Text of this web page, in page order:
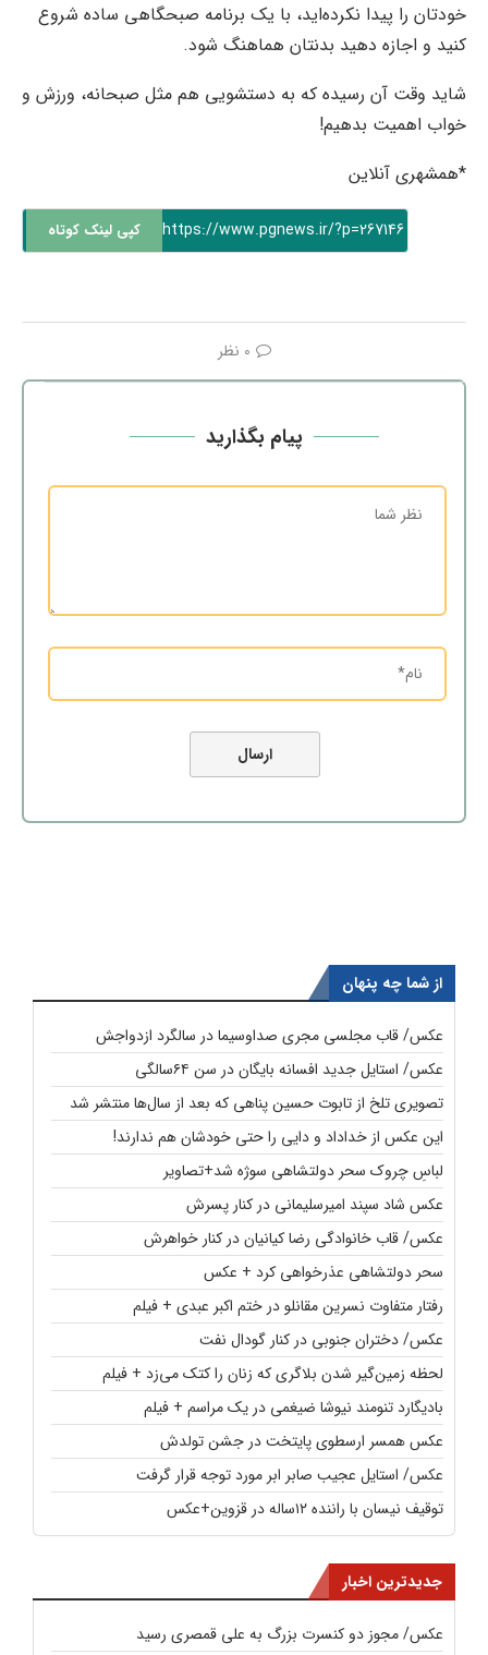
خودتان را پیدا نکرده‌اید، با یک برنامه صبحگاهی ساده شروع
کنید و اجازه دهید بدنتان هماهنگ شود.
شاید وقت آن رسیده که به دستشویی هم مثل صبحانه، ورزش و
خواب اهمیت بدهیم!
*همشهری آنلاین
https://www.pgnews.ir/?p=267146 کپی لینک کوتاه
0 نظر
پیام بگذارید
از شما چه پنهان
عکس/ قاب مجلسی مجری صداوسیما در سالگرد ازدواجش
عکس/ استایل جدید افسانه بایگان در سن ۶۴سالگی
تصویری تلخ از تابوت حسین پناهی که بعد از سال‌ها منتشر شد
این عکس از خداداد و دایی را حتی خودشان هم ندارند!
لباسِ چروک سحر دولتشاهی سوژه شد+تصاویر
عکس شاد سپند امیرسلیمانی در کنار پسرش
عکس/ قاب خانوادگی رضا کیانیان در کنار خواهرش
سحر دولتشاهی عذرخواهی کرد + عکس
رفتار متفاوت نسرین مقانلو در ختم اکبر عبدی + فیلم
عکس/ دختران جنوبی در کنار گودال نفت
لحظه زمین‌گیر شدن بلاگری که زنان را کتک می‌زد + فیلم
بادیگارد تنومند نیوشا ضیغمی در یک مراسم + فیلم
عکس همسر ارسطوی پایتخت در جشن تولدش
عکس/ استایل عجیب صابر ابر مورد توجه قرار گرفت
توقیف نیسان با راننده ۱۲ساله در قزوین+عکس
جدیدترین اخبار
عکس/ مجوز دو کنسرت بزرگ به علی قمصری رسید